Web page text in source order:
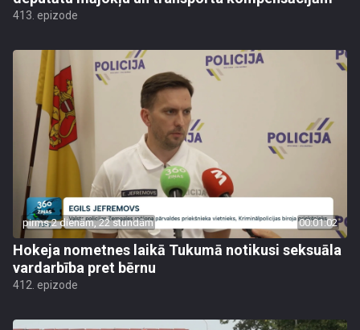
413. epizode
pirms 2 dienām, 22 stundām 00:01:02
Hokeja nometnes laikā Tukumā notikusi seksuāla
vardarbība pret bērnu
412. epizode